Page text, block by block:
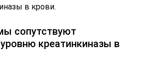
в крови.
сопутствуют
креатинкиназы в